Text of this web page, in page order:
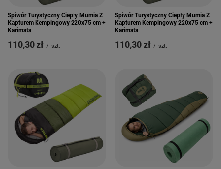
Śpiwór Turystyczny Ciepły Mumia Z
Kapturem Kempingowy 220x75 cm +
Karimata
110,30 zł / szt.
Śpiwór Turystyczny Ciepły Mumia Z
Kapturem Kempingowy 220x75 cm +
Karimata
110,30 zł / szt.